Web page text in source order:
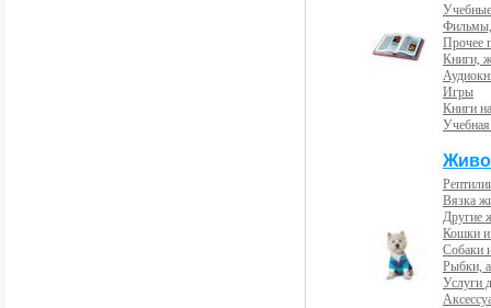
Прочее
Книги,
Игры
Книги
Вязка
Другие
Кошки и
Собаки
Рыбки,
Услуги